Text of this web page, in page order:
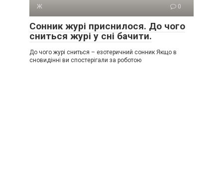
Ж 0
Сонник журі приснилося. До чого
сниться журі у сні бачити.
До чого журі сниться – езотеричний сонник Якщо в
сновидінні ви спостерігали за роботою